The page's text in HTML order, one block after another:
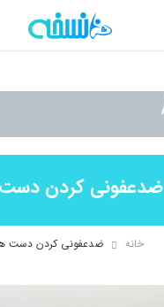
ضدعفونی کردن
خانه ضدعفونی کردن دست